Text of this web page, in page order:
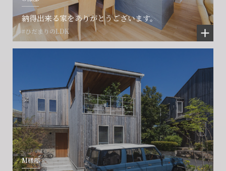
納得出来る家をありがとうございます。
#ひだまりのLDK
M様邸